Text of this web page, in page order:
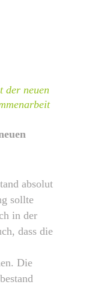
der neuen
absolut
sollte
in der
dass die
Die